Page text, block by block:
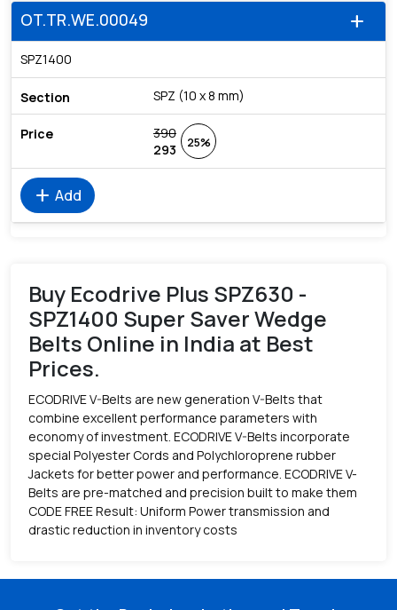
add
OT.TR.WE.00049
SPZ1400
SPZ (10 x 8 mm)
390
293
25%
add Add
Buy Ecodrive Plus SPZ630 -
SPZ1400 Super Saver Wedge
Belts Online in India at Best
Prices.
ECODRIVE V-Belts are new generation V-Belts that
combine excellent performance parameters with
economy of investment. ECODRIVE V-Belts incorporate
special Polyester Cords and Polychloroprene rubber
Jackets for better power and performance. ECODRIVE V-
Belts are pre-matched and precision built to make them
CODE FREE Result: Uniform Power transmission and
drastic reduction in inventory costs